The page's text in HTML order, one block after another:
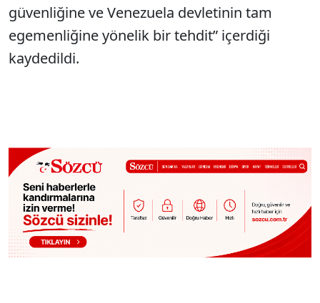
güvenliğine ve Venezuela devletinin tam
egemenliğine yönelik bir tehdit” içerdiği
kaydedildi.